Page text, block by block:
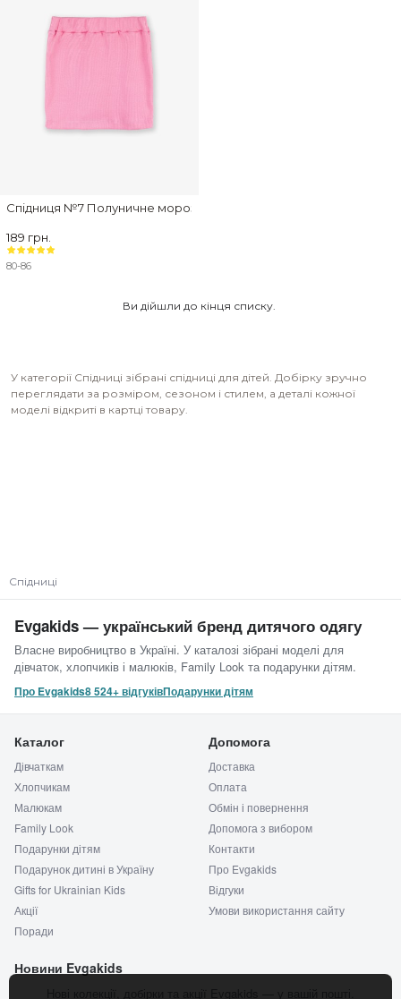
Спiдниця №7 Полуничне морозиво Lookasi
189 грн.
80-86
Ви дійшли до кінця списку.
У категорії Спідниці зібрані спідниці для дітей. Добірку зручно
переглядати за розміром, сезоном і стилем, а деталі кожної
моделі відкриті в картці товару.
Спідниці
Evgakids — український бренд дитячого одягу
Власне виробництво в Україні. У каталозі зібрані моделі для
дівчаток, хлопчиків і малюків, Family Look та подарунки дітям.
Про Evgakids8 524+ відгуківПодарунки дітям
Каталог
Дівчаткам
Хлопчикам
Малюкам
Family Look
Подарунки дітям
Подарунок дитині в Україну
Gifts for Ukrainian Kids
Акції
Поради
Допомога
Доставка
Оплата
Обмін і повернення
Допомога з вибором
Контакти
Про Evgakids
Відгуки
Умови використання сайту
Новини Evgakids